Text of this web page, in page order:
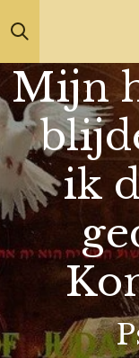
Ga
direct
naar
de
hoofdinhoud
Mijn
ik